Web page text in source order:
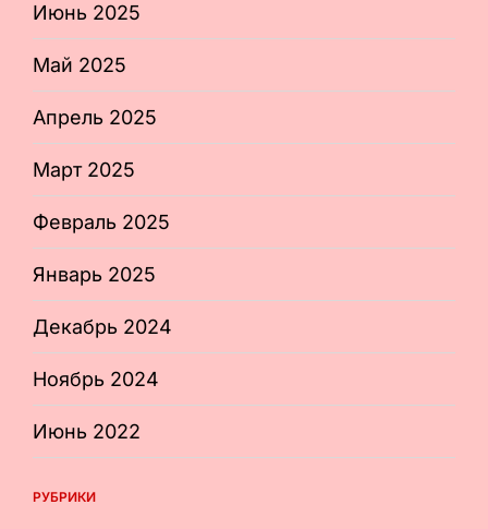
Июнь 2025
Май 2025
Апрель 2025
Март 2025
Февраль 2025
Январь 2025
Декабрь 2024
Ноябрь 2024
Июнь 2022
РУБРИКИ